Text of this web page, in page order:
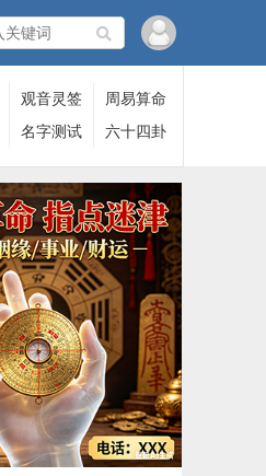
观音灵签
周易算命
名字测试 六十四卦